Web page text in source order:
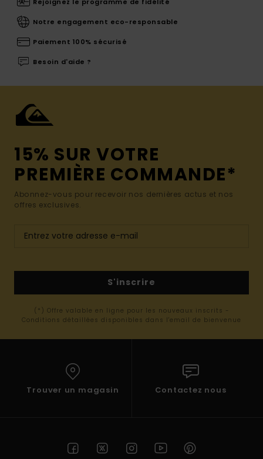
Notre engagement eco-responsable
Paiement 100% sécurisé
Besoin d'aide ?
15% SUR VOTRE
PREMIÈRE COMMANDE*
Abonnez-vous pour recevoir nos dernières actus et nos
offres exclusives.
S'inscrire
(*) Offre valable en ligne pour les nouveaux inscrits -
Conditions détaillées disponibles dans l'email de bienvenue
Trouver un magasin Contactez nous